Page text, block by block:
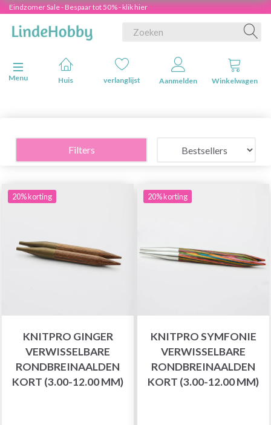
Eindzomer Sale - Bespaar tot 50% - klik hier
Navigatie in-/uitschakelen
Menu
Huis verlanglijst Aanmelden Winkelwagen
Filters
20% korting
KNITPRO GINGER
VERWISSELBARE
RONDBREINAALDEN
KORT (3.00-12.00 MM)
20% korting
KNITPRO SYMFONIE
VERWISSELBARE
RONDBREINAALDEN
KORT (3.00-12.00 MM)